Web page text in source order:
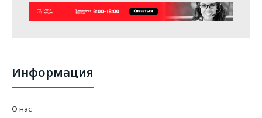
Информация
О нас